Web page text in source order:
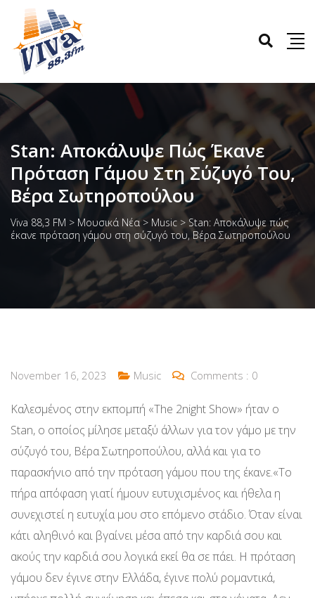
Stan: Αποκάλυψε Πώς Έκανε
Πρόταση Γάμου Στη Σύζυγό Του,
Βέρα Σωτηροπούλου
Viva 88,3 FM > Μουσικά Νέα > Music > Stan: Αποκάλυψε πώς
έκανε πρόταση γάμου στη σύζυγό του, Βέρα Σωτηροπούλου
November 16, 2023 Music Comments : 0
Καλεσμένος στην εκπομπή «The 2night Show» ήταν ο
Stan, ο οποίος μίλησε μεταξύ άλλων για τον γάμο με την
σύζυγό του, Βέρα Σωτηροπούλου, αλλά και για το
παρασκήνιο από την πρόταση γάμου που της έκανε.«Το
πήρα απόφαση γιατί ήμουν ευτυχισμένος και ήθελα η
συνεχιστεί η ευτυχία μου στο επόμενο στάδιο. Όταν είναι
κάτι αληθινό και βγαίνει μέσα από την καρδιά σου και
ακούς την καρδιά σου λογικά εκεί θα σε πάει. Η πρόταση
γάμου δεν έγινε στην Ελλάδα, έγινε πολύ ρομαντικά,